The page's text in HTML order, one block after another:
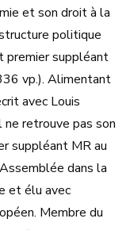
et son droit à la
politique
premier suppléant
vp.). Alimentant
avec Louis
ne retrouve pas son
suppléant MR au
dans la
et élu avec
Membre du